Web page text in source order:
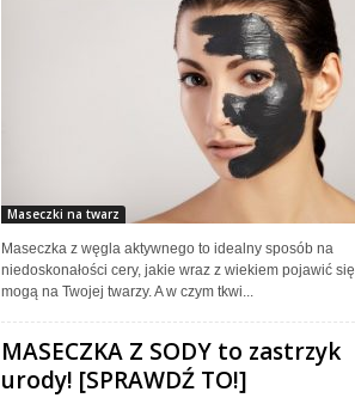
Maseczki na twarz
Maseczka z węgla aktywnego to idealny sposób na
niedoskonałości cery, jakie wraz z wiekiem pojawić się
mogą na Twojej twarzy. A w czym tkwi...
MASECZKA Z SODY to zastrzyk
urody! [SPRAWDŹ TO!]